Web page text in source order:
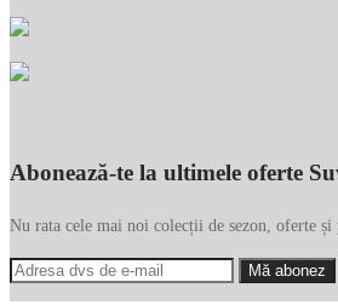
Abonează-te la ultimele oferte
Nu rata cele mai noi colecții de sezon, oferte